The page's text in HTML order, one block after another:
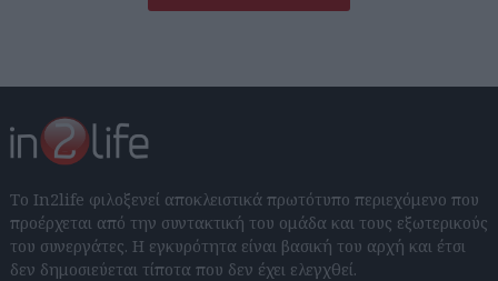
Το In2life φιλοξενεί αποκλειστικά πρωτότυπο περιεχόμενο που
προέρχεται από την συντακτική του ομάδα και τους εξωτερικούς
του συνεργάτες. Η εγκυρότητα είναι βασική του αρχή και έτσι
δεν δημοσιεύεται τίποτα που δεν έχει ελεγχθεί.